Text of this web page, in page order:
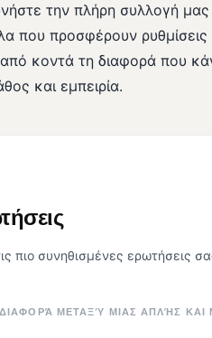
την πλήρη συλλογή
που προσφέρουν
κοντά τη διαφορά που
και εμπειρία.
πιο συνηθισμένες ερωτήσεις
ΜΕΤΑΞΎ ΜΙΑΣ ΑΠΛΉΣ